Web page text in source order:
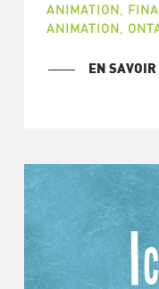
ANIMATION,
ANIMATION,
EN